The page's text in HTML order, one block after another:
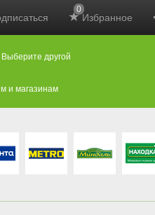
Избранное
0
другой
и магазинам